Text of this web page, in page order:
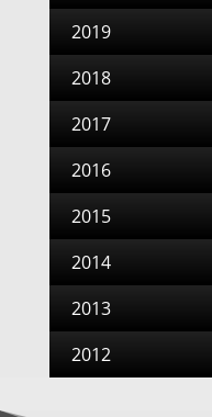
2019
2018
2017
2016
2015
2014
2013
2012